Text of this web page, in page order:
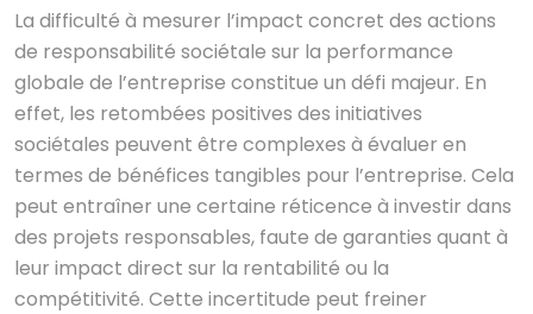
La difficulté à mesurer l’impact concret des actions
de responsabilité sociétale sur la performance
globale de l’entreprise constitue un défi majeur. En
effet, les retombées positives des initiatives
sociétales peuvent être complexes à évaluer en
termes de bénéfices tangibles pour l’entreprise. Cela
peut entraîner une certaine réticence à investir dans
des projets responsables, faute de garanties quant à
leur impact direct sur la rentabilité ou la
compétitivité. Cette incertitude peut freiner